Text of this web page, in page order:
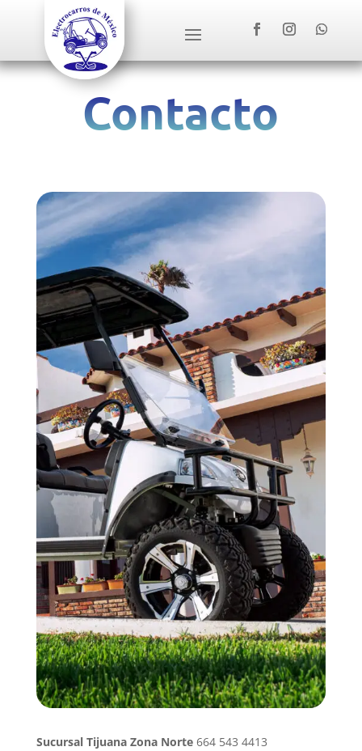
Contacto
Sucursal Tijuana Zona Norte664 543 4413